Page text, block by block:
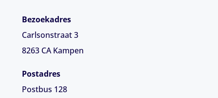
Bezoekadres
Carlsonstraat 3
8263 CA Kampen
Postadres
Postbus 128